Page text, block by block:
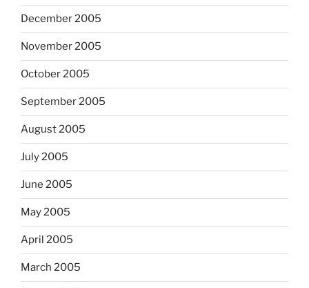
December 2005
November 2005
October 2005
September 2005
August 2005
July 2005
June 2005
May 2005
April 2005
March 2005